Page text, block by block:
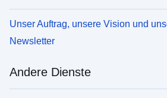
Unser Auftrag, unsere Vision und
Newsletter
Andere Dienste